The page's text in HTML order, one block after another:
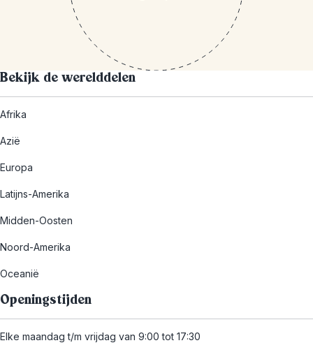
Bekijk de werelddelen
Afrika
Azië
Europa
Latijns-Amerika
Midden-Oosten
Noord-Amerika
Oceanië
Openingstijden
Elke maandag t/m vrijdag van 9:00 tot 17:30